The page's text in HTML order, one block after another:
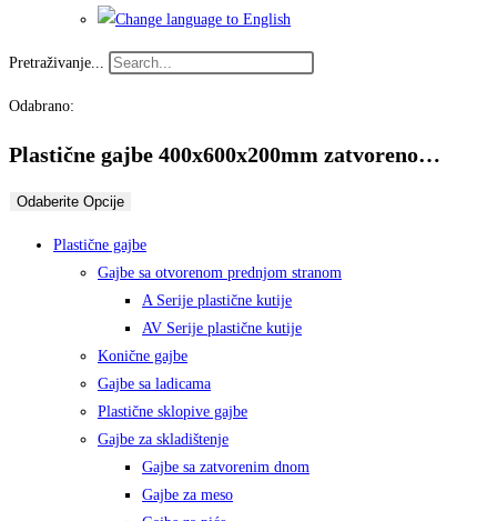
Pretraživanje...
Odabrano:
Plastične gajbe 400x600x200mm zatvoreno…
Odaberite Opcije
Plastične gajbe
Gajbe sa otvorenom prednjom stranom
A Serije plastične kutije
AV Serije plastične kutije
Konične gajbe
Gajbe sa ladicama
Plastične sklopive gajbe
Gajbe za skladištenje
Gajbe sa zatvorenim dnom
Gajbe za meso